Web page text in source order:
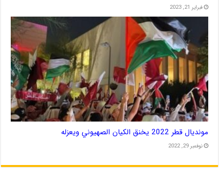
فبراير 21, 2023
مونديال قطر 2022 يخنق الكيان الصهيوني ويعزله
نوفمبر 29, 2022